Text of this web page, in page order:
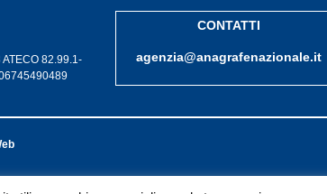
82.99.1-
CONTATTI
agenzia@anagrafenazionale.it